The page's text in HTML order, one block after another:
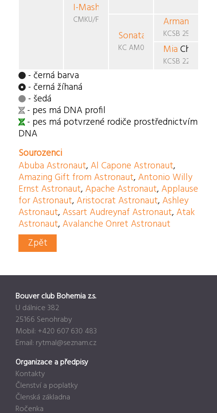
I-Masha The Best
CMKU/FBO/1038
Sonata Chepam
KC AM01498004
Armand
KCSB 2535CS
Mia Chepam
KCSB 2283CS
- černá barva
- černá žíhaná
- šedá
- pes má DNA profil
- pes má potvrzené rodiče prostřednictvím
DNA
Sourozenci
Abuba Astronaut, Al Capone Astronaut,
Amazing Gift from Astronaut, Antonio Willy
Ernst Astronaut, Apache Astronaut, Applause
for Astronaut, Aristocrat Astronaut, Ashley
Astronaut, Assart Audreynaf Astronaut, Atak
Astronaut, Avalanche Onret Astronaut
Zpět
Bouver club Bohemia z.s.
U dálnice 382
25166 Senohraby
Mobil: +420 607 630 483
Email: rytmal@seznam.cz
Organizace a předpisy
Kontakty
Členství a poplatky
Členská základna
Ročenka